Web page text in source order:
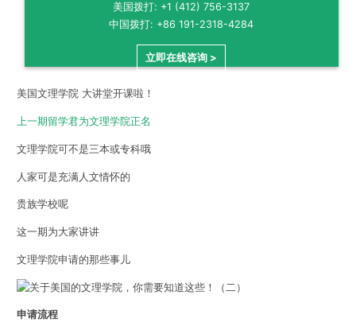
美国拨打: +1 (412) 756-3137
中国拨打: +86 191-2318-4284
立即在线咨询 >
美国文理学院 大讲堂开课啦！
上一期留学君为文理学院正名
文理学院可不是三本或专科哦
人家可是充满人文情怀的
贵族学校呢
这一期为大家讲讲
文理学院申请的那些事儿
申请流程